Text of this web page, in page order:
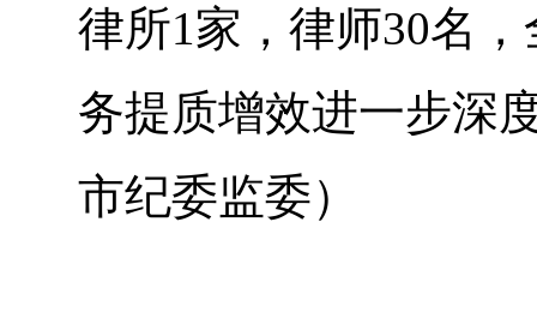
律所1家，律师30名
务提质增效进一步深
市纪委监委）